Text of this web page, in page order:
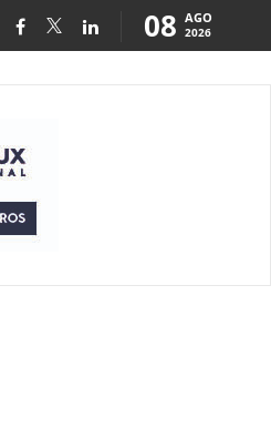
08 AGO
2026